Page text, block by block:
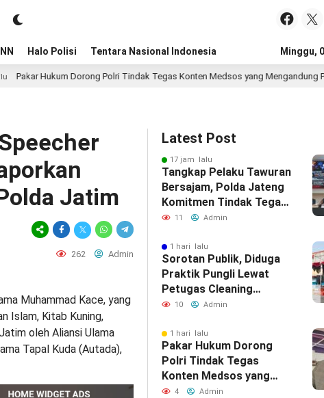
Halo Polisi Tentara Nasional Indonesia Minggu,
Dorong Polri Tindak Tegas Konten Medsos yang Mengandung Provokasi
Jatim
262 Admin
Muhammad Kace, yang
Islam, Kitab Kuning,
oleh Aliansi Ulama
Tapal Kuda (Autada),
Latest Post
17 jam lalu
Tangkap Pelaku Tawuran
Bersajam, Polda Jateng
Komitmen Tindak Tegas
Kelompok Remaja yang
11 Admin
1 hari lalu
Sorotan Publik, Diduga
Praktik Pungli Lewat
Petugas Cleaning
Service Samsat Timur
10 Admin
1 hari lalu
Pakar Hukum Dorong
Polri Tindak Tegas
Konten Medsos yang
Mengandung Provokasi
4 Admin